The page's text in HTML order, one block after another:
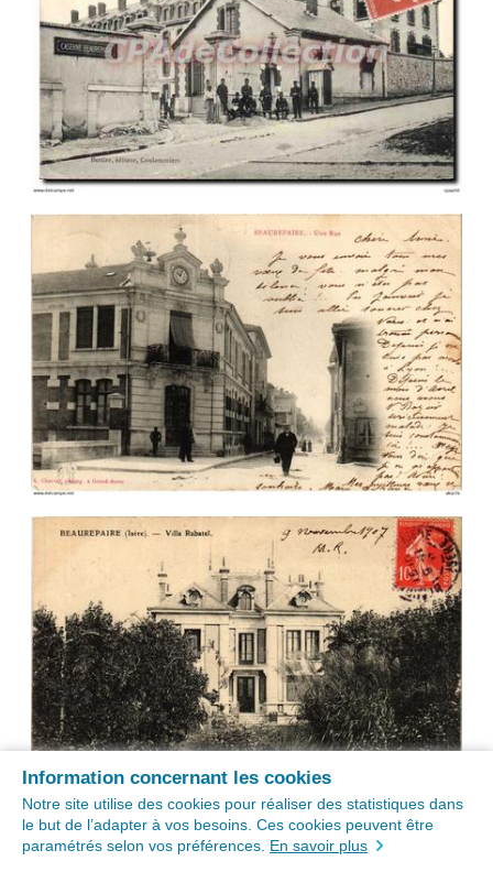
Information concernant les cookies
Notre site utilise des cookies pour réaliser des statistiques dans
le but de l’adapter à vos besoins. Ces cookies peuvent être
paramétrés selon vos préférences. En savoir plus